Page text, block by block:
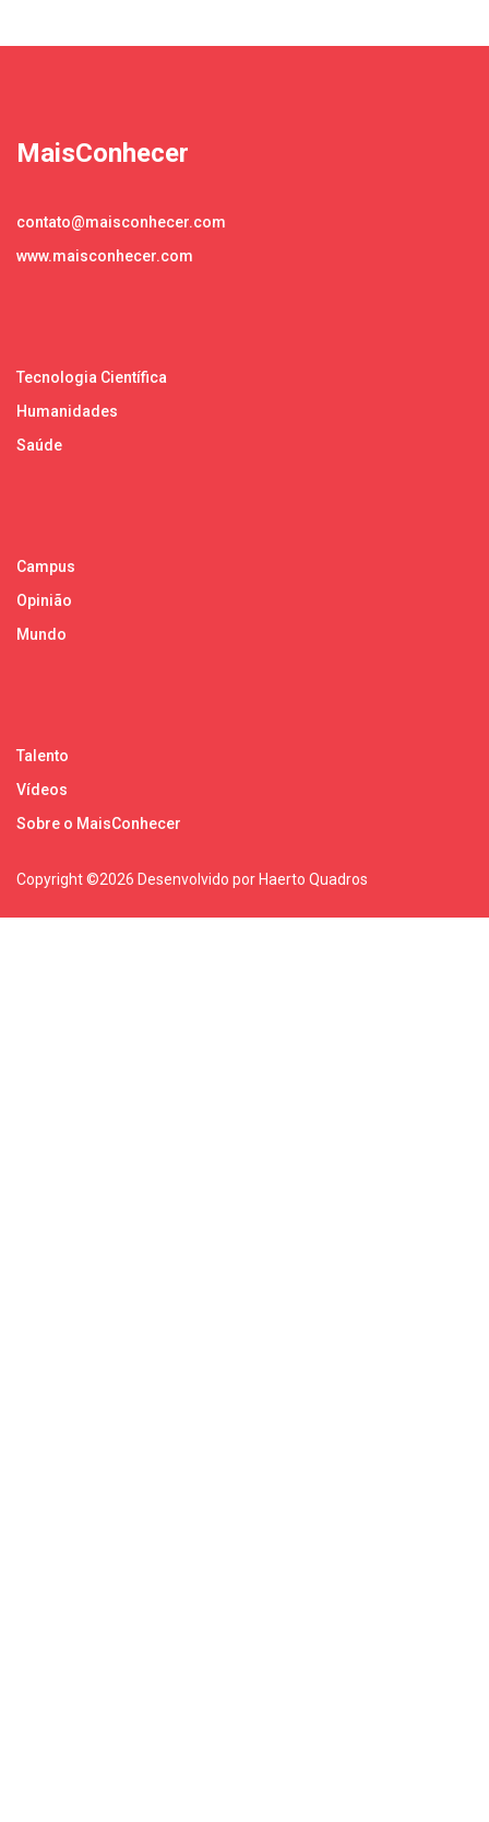
MaisConhecer
contato@maisconhecer.com
www.maisconhecer.com
Tecnologia Científica
Humanidades
Saúde
Campus
Opinião
Mundo
Talento
Vídeos
Sobre o MaisConhecer
Copyright ©2026 Desenvolvido por Haerto Quadros